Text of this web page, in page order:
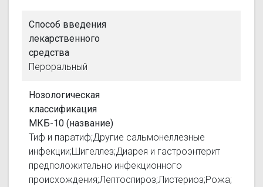
Способ введения
лекарственного
средства
Пероральный
Нозологическая
классификация
МКБ-10 (название)
Тиф и паратиф;Другие сальмонеллезные
инфекции;Шигеллез;Диарея и гастроэнтерит
предположительно инфекционного
происхождения;Лептоспироз;Листериоз;Рожа;